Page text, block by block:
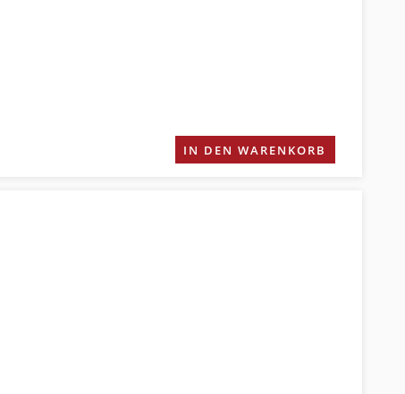
IN DEN WARENKORB